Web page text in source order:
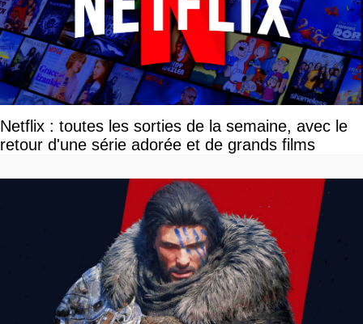
Netflix : toutes les sorties de la semaine, avec le
retour d'une série adorée et de grands films